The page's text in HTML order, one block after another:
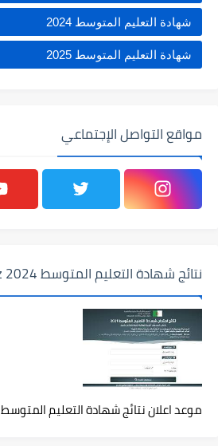
شهادة التعليم المتوسط 2024
شهادة التعليم المتوسط 2025
مواقع التواصل الإجتماعي
نتائج شهادة التعليم المتوسط 2024 bem.onec.dz
موعد اعلان نتائج شهادة التعليم المتوسط 2025 résultat bem